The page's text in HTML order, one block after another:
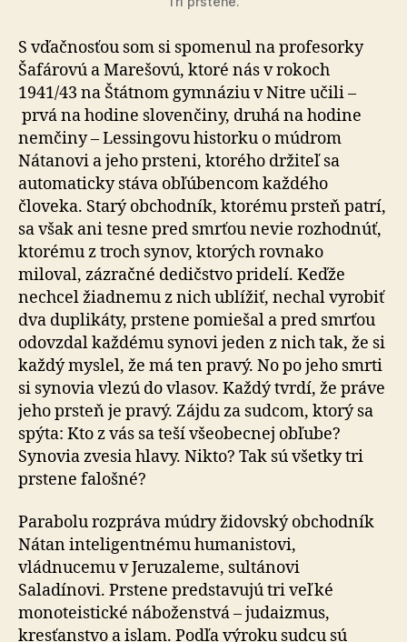
S vďačnosťou som si spomenul na profesorky
Šafárovú a Marešovú, ktoré nás v rokoch
1941/43 na Štátnom gym­ná­ziu v Nitre učili –
prvá na hodine slovenčiny, druhá na ho­di­ne
nemčiny – Lessingovu historku o múdrom
Nátanovi a jeho prsteni, ktorého držiteľ sa
automaticky stáva ob­ľú­ben­com každého
človeka. Starý obchodník, ktorému prsteň patrí,
sa však ani tesne pred smrťou nevie roz­hod­núť,
ktorému z troch synov, ktorých rovnako
miloval, zázračné dedičstvo pridelí. Keďže
nechcel žiadnemu z nich ublížiť, nechal vyrobiť
dva duplikáty, prstene po­mie­šal a pred smrťou
odovzdal každému synovi jeden z nich tak, že si
každý myslel, že má ten pravý. No po jeho smrti
si synovia vlezú do vlasov. Každý tvrdí, že práve
jeho prsteň je pravý. Zájdu za sudcom, ktorý sa
spýta: Kto z vás sa teší všeobecnej obľube?
Synovia zvesia hlavy. Nikto? Tak sú všetky tri
prstene falošné?
Parabolu rozpráva múdry židovský obchodník
Nátan inteligentnému humanistovi,
vládnucemu v Jeruzaleme, sultánovi
Saladínovi. Prstene predstavujú tri veľké
monoteistické náboženstvá – judaizmus,
kresťanstvo a islam. Podľa výroku sudcu sú